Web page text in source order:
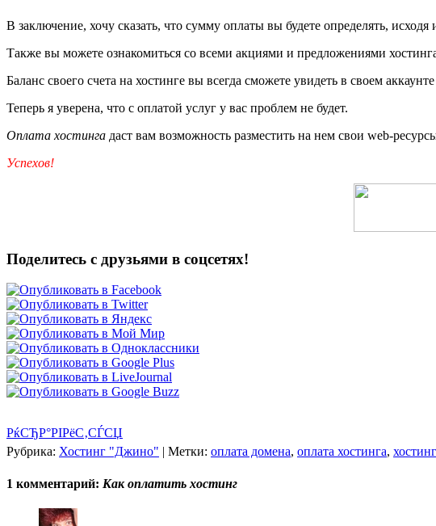
В заключение, хочу сказать, что сумму оплаты вы будете определять,
Также вы можете ознакомиться со всеми акциями и предложениями
Баланс своего счета на хостинге вы всегда сможете увидеть в своем
Теперь я уверена, что с оплатой услуг у вас проблем не будет.
Оплата хостинга даст вам возможность разместить на нем свои web-
Успехов!
Поделитесь с друзьями в соцсетях!
РќСЂР°РІРёС‚СЃСЏ
Рубрика: Хостинг "Джино" | Метки: оплата домена, оплата хостинга,
1 комментарий: Как оплатить хостинг